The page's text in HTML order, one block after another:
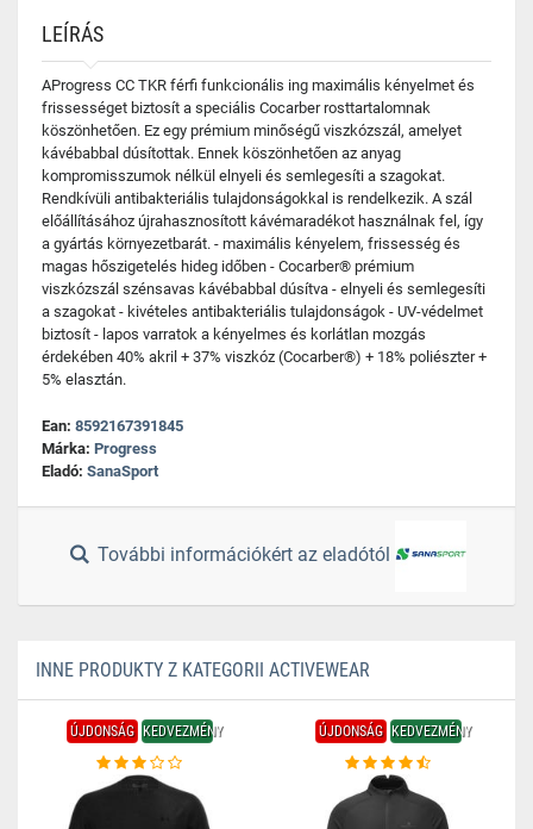
LEÍRÁS
AProgress CC TKR férfi funkcionális ing maximális kényelmet és
frissességet biztosít a speciális Cocarber rosttartalomnak
köszönhetően. Ez egy prémium minőségű viszkózszál, amelyet
kávébabbal dúsítottak. Ennek köszönhetően az anyag
kompromisszumok nélkül elnyeli és semlegesíti a szagokat.
Rendkívüli antibakteriális tulajdonságokkal is rendelkezik. A szál
előállításához újrahasznosított kávémaradékot használnak fel, így
a gyártás környezetbarát. - maximális kényelem, frissesség és
magas hőszigetelés hideg időben - Cocarber® prémium
viszkózszál szénsavas kávébabbal dúsítva - elnyeli és semlegesíti
a szagokat - kivételes antibakteriális tulajdonságok - UV-védelmet
biztosít - lapos varratok a kényelmes és korlátlan mozgás
érdekében 40% akril + 37% viszkóz (Cocarber®) + 18% poliészter +
5% elasztán.
Ean: 8592167391845
Márka: Progress
Eladó: SanaSport
További információkért az eladótól
INNE PRODUKTY Z KATEGORII ACTIVEWEAR
ÚJDONSÁG KEDVEZMÉNY ÚJDONSÁG KEDVEZMÉNY